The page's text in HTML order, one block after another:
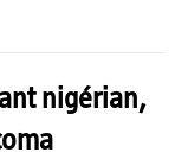
nigérian,